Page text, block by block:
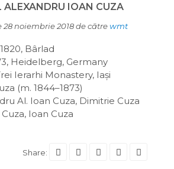
IOAN CUZA
28 noiembrie 2018de cătrewmt
Bârlad
Heidelberg, Germany
Ierarhi Monastery, Iași
(m. 1844–1873)
Al. Ioan Cuza, Dimitrie Cuza
Ioan Cuza
Share: